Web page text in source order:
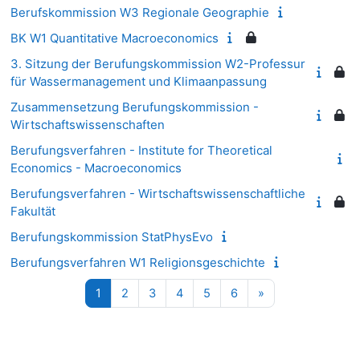
Berufskommission W3 Regionale Geographie
BK W1 Quantitative Macroeconomics
3. Sitzung der Berufungskommission W2-Professur
für Wassermanagement und Klimaanpassung
Zusammensetzung Berufungskommission -
Wirtschaftswissenschaften
Berufungsverfahren - Institute for Theoretical
Economics - Macroeconomics
Berufungsverfahren - Wirtschaftswissenschaftliche
Fakultät
Berufungskommission StatPhysEvo
Berufungsverfahren W1 Religionsgeschichte
1 Σελίδα 1
2 Σελίδα 2
3Σελίδα 3
4Σελίδα 4
5 Σελίδα 5
6Σελίδα 6
»